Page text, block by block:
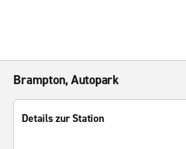
Brampton, Autopark
Details zur Station